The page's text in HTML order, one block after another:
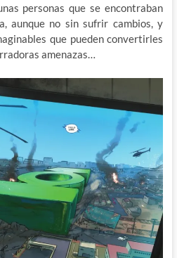
personas que se encontraban
aunque no sin sufrir cambios, y
que pueden convertirles
amenazas…